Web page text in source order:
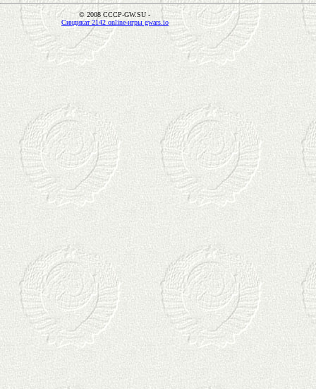
© 2008 CCCP-GW.SU -
Синдикат 2142 online-игры gwars.io